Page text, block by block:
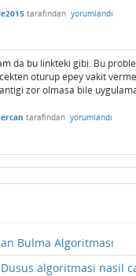
tarafından yorumlandı
da bu linkteki gibi. Bu
oturup epey vakit
zor olmasa bile
tarafından yorumlandı
Bulma Algoritması
algoritmasi nasil